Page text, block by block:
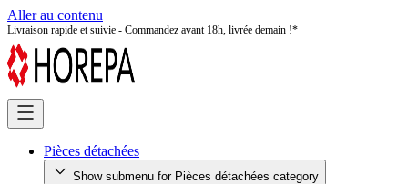
Aller au contenu
Pièces détachées testées et certifiées - Qualité premium garantie !
Pièces détachées
Show submenu for Pièces détachées category